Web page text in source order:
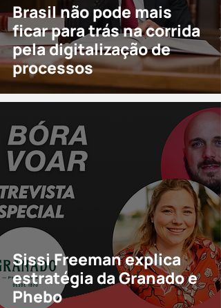
Brasil não pode mais
ficar para trás na corrida
pela digitalização de
processos
Sissi Freeman explica
estratégia da Granado e
Phebo